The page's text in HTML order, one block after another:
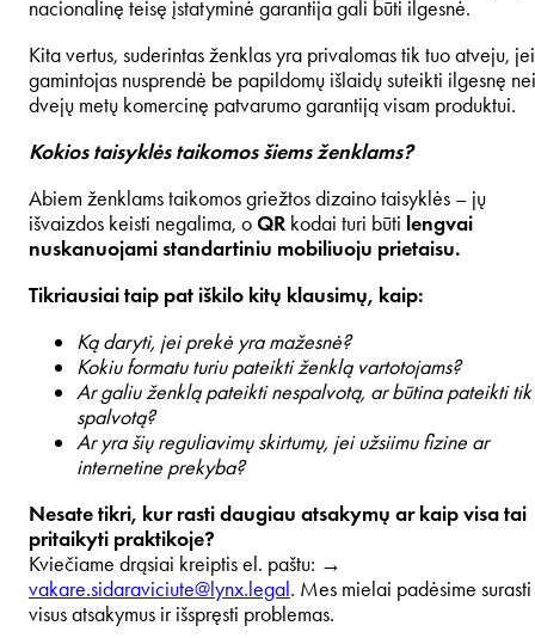
nacionalinę teisę įstatyminė garantija gali būti ilgesnė.
Kita vertus, suderintas ženklas yra privalomas tik tuo atveju, jei
gamintojas nusprendė be papildomų išlaidų suteikti ilgesnę nei
dvejų metų komercinę patvarumo garantiją visam produktui.
Kokios taisyklės taikomos šiems ženklams?
Abiem ženklams taikomos griežtos dizaino taisyklės – jų
išvaizdos keisti negalima, oQR kodai turi būti lengvai
nuskanuojami standartiniu mobiliuoju prietaisu.
Tikriausiai taip pat iškilo kitų klausimų, kaip:
Ką daryti, jei prekė yra mažesnė?
Kokiu formatu turiu pateikti ženklą vartotojams?
Ar galiu ženklą pateikti nespalvotą, ar būtina pateikti tik
spalvotą?
Ar yra šių reguliavimų skirtumų, jei užsiimu fizine ar
internetine prekyba?
Nesate tikri, kur rasti daugiau atsakymų ar kaip visa tai
pritaikyti praktikoje?
Kviečiame drąsiai kreiptis el. paštu: →
vakare.sidaraviciute@lynx.legal. Mes mielai padėsime surasti
visus atsakymus ir išspręsti problemas.